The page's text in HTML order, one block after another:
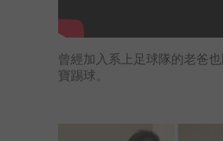
曾經加入系上足球隊的老爸
寶踢球。